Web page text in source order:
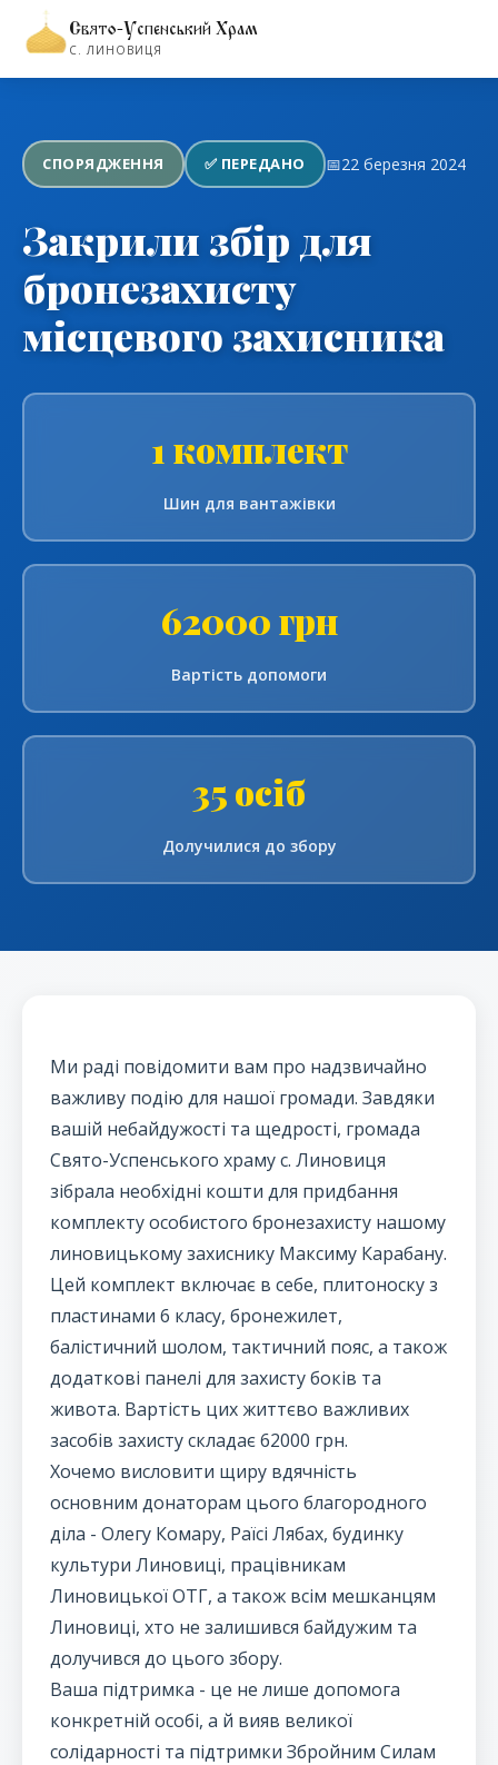
Свято-Успенський Храм
С. ЛИНОВИЦЯ
←Повернутися до розділу волонтерства
СПОРЯДЖЕННЯ ✅ ПЕРЕДАНО 📅22 березня 2024
Закрили збір для
бронезахисту
місцевого захисника
1 комплект
Шин для вантажівки
62000 грн
Вартість допомоги
35 осіб
Долучилися до збору
Ми раді повідомити вам про надзвичайно
важливу подію для нашої громади. Завдяки
вашій небайдужості та щедрості, громада
Свято-Успенського храму с. Линовиця
зібрала необхідні кошти для придбання
комплекту особистого бронезахисту нашому
линовицькому захиснику Максиму Карабану.
Цей комплект включає в себе, плитоноску з
пластинами 6 класу, бронежилет,
балістичний шолом, тактичний пояс, а також
додаткові панелі для захисту боків та
живота. Вартість цих життєво важливих
засобів захисту складає 62000 грн.
Хочемо висловити щиру вдячність
основним донаторам цього благородного
діла - Олегу Комару, Раїсі Лябах, будинку
культури Линовиці, працівникам
Линовицької ОТГ, а також всім мешканцям
Линовиці, хто не залишився байдужим та
долучився до цього збору.
Ваша підтримка - це не лише допомога
конкретній особі, а й вияв великої
солідарності та підтримки Збройним Силам